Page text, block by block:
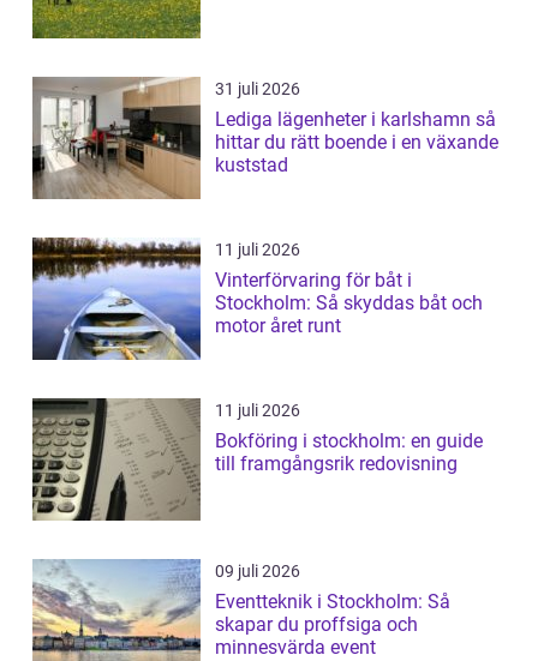
31 juli 2026
Lediga lägenheter i karlshamn så
hittar du rätt boende i en växande
kuststad
11 juli 2026
Vinterförvaring för båt i
Stockholm: Så skyddas båt och
motor året runt
11 juli 2026
Bokföring i stockholm: en guide
till framgångsrik redovisning
09 juli 2026
Eventteknik i Stockholm: Så
skapar du proffsiga och
minnesvärda event